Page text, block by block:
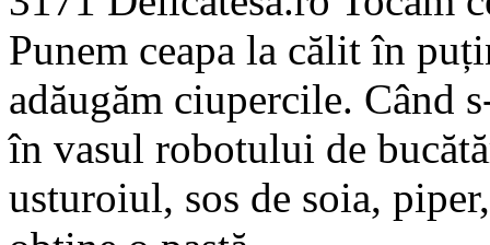
Punem ceapa la călit în
adăugăm ciupercile. Când
în vasul robotului de
usturoiul, sos de soia,